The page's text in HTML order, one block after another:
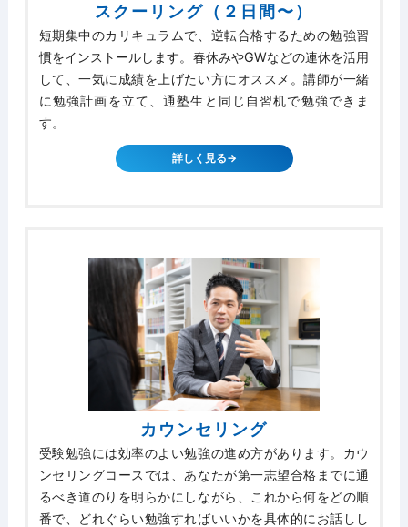
スクーリング（２日間〜）
短期集中のカリキュラムで、逆転合格するための勉強習
慣をインストールします。春休みやGWなどの連休を活用
して、一気に成績を上げたい方にオススメ。講師が一緒
に勉強計画を立て、通塾生と同じ自習机で勉強できま
す。
詳しく見る→
カウンセリング
受験勉強には効率のよい勉強の進め方があります。カウ
ンセリングコースでは、あなたが第一志望合格までに通
るべき道のりを明らかにしながら、これから何をどの順
番で、どれぐらい勉強すればいいかを具体的にお話しし